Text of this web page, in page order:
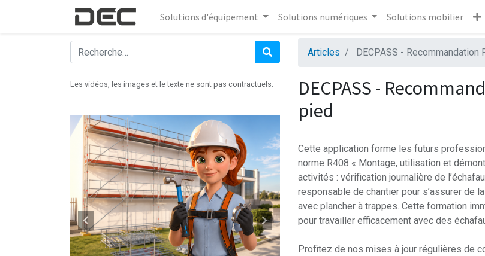
Solutions d'équipement Solutions numériques Solutions mobilier
Articles DECPASS -
Les vidéos, les images et le texte ne sont pas contractuels.
DECPASS -
pied
Cette application forme les futurs
norme R408 « Montage, utilisation et
activités : vérification journalière de
responsable de chantier pour s’assurer de
avec plancher à trappes. Cette formation
pour travailler efficacement avec des
Profitez de nos mises à jour régulières de